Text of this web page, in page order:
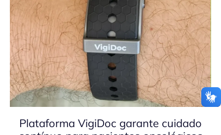
Plataforma VigiDoc garante cuidado